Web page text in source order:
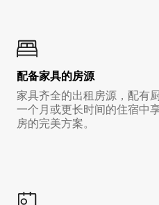
配备家具的房源
家具齐全的出租房源，配有
一个月或更长时间的住宿中
房的完美方案。